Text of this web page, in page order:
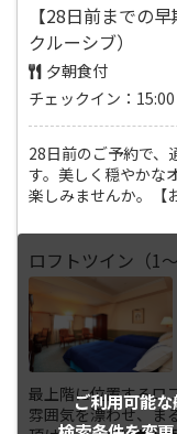
【28日前までの
クルーシブ）
夕朝食付
チェックイン：
28日前のご予約で、
す。美しく穏やかな
楽しみませんか。【
ご利用可能
ロフトツイン（1～
最上階に位置するロ
雰囲気を漂わせ、ま